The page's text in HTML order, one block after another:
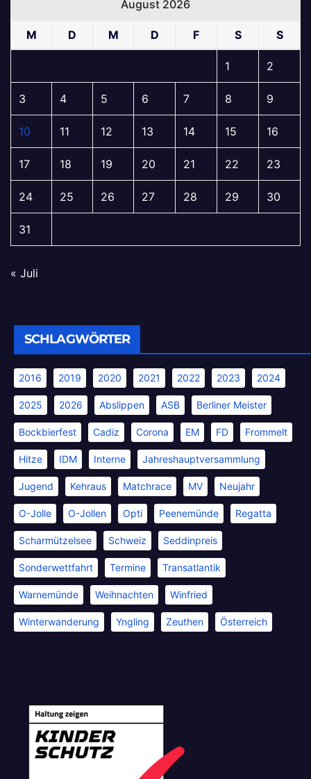
August 2026
M D M D F S S
1 2
3 4 5 6 7 8 9
10 11 12 13 14 15 16
17 18 19 20 21 22 23
24 25 26 27 28 29 30
31
« Juli
SCHLAGWÖRTER
2016 2019 2020 2021 2022 2023 2024
2025 2026 Abslippen ASB Berliner Meister
Bockbierfest Cadiz Corona EM FD Frommelt
Hitze IDM Interne Jahreshauptversammlung
Jugend Kehraus Matchrace MV Neujahr
O-Jolle O-Jollen Opti Peenemünde Regatta
Scharmützelsee Schweiz Seddinpreis
Sonderwettfahrt Termine Transatlantik
Warnemünde Weihnachten Winfried
Winterwanderung Yngling Zeuthen Österreich